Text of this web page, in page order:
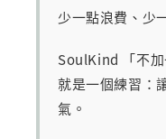
少一點浪費、少
SoulKind 「不
就是一個練習：
氣。